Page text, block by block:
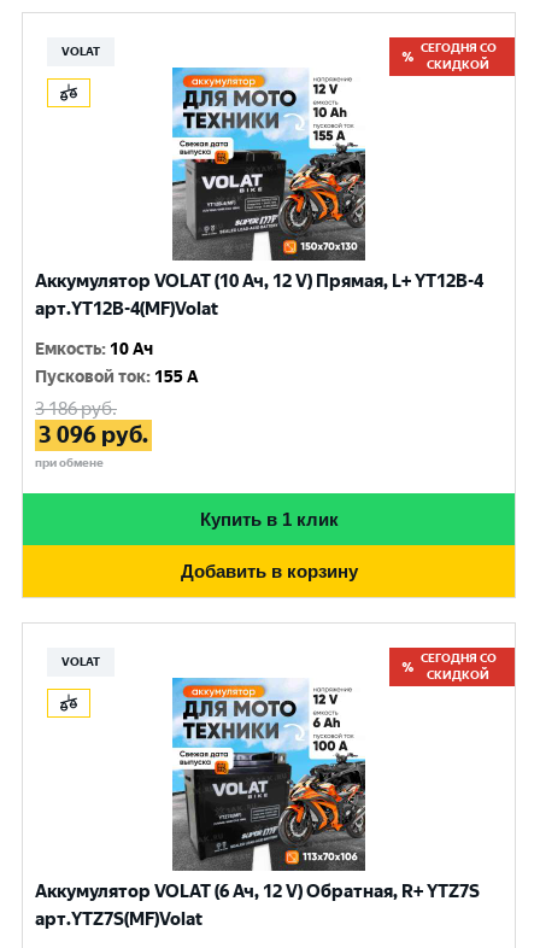
VOLAT
СЕГОДНЯ СО
СКИДКОЙ
Аккумулятор VOLAT (10 Ач, 12 V) Прямая, L+ YT12B-4
арт.YT12B-4(MF)Volat
Емкость: 10 Ач
Пусковой ток: 155 A
3 186руб.
3 096 руб.
при обмене
Купить в 1 клик
Добавить в корзину
VOLAT
СЕГОДНЯ СО
СКИДКОЙ
Аккумулятор VOLAT (6 Ач, 12 V) Обратная, R+ YTZ7S
арт.YTZ7S(MF)Volat